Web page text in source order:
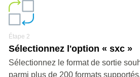
Étape 2
Sélectionnez l'option « sxc »
Sélectionnez le format de sortie
parmi plus de 200 formats